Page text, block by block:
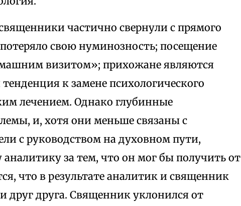
частично свернули с прямого
свою нуминозность; посещение
визитом»; прихожане являются
к замене психологического
лечением. Однако глубинные
и, хотя они меньше связаны с
с руководством на духовном пути,
аналитику за тем, что он мог бы получить от
что в результате аналитик и священник
друга. Священник уклонился от